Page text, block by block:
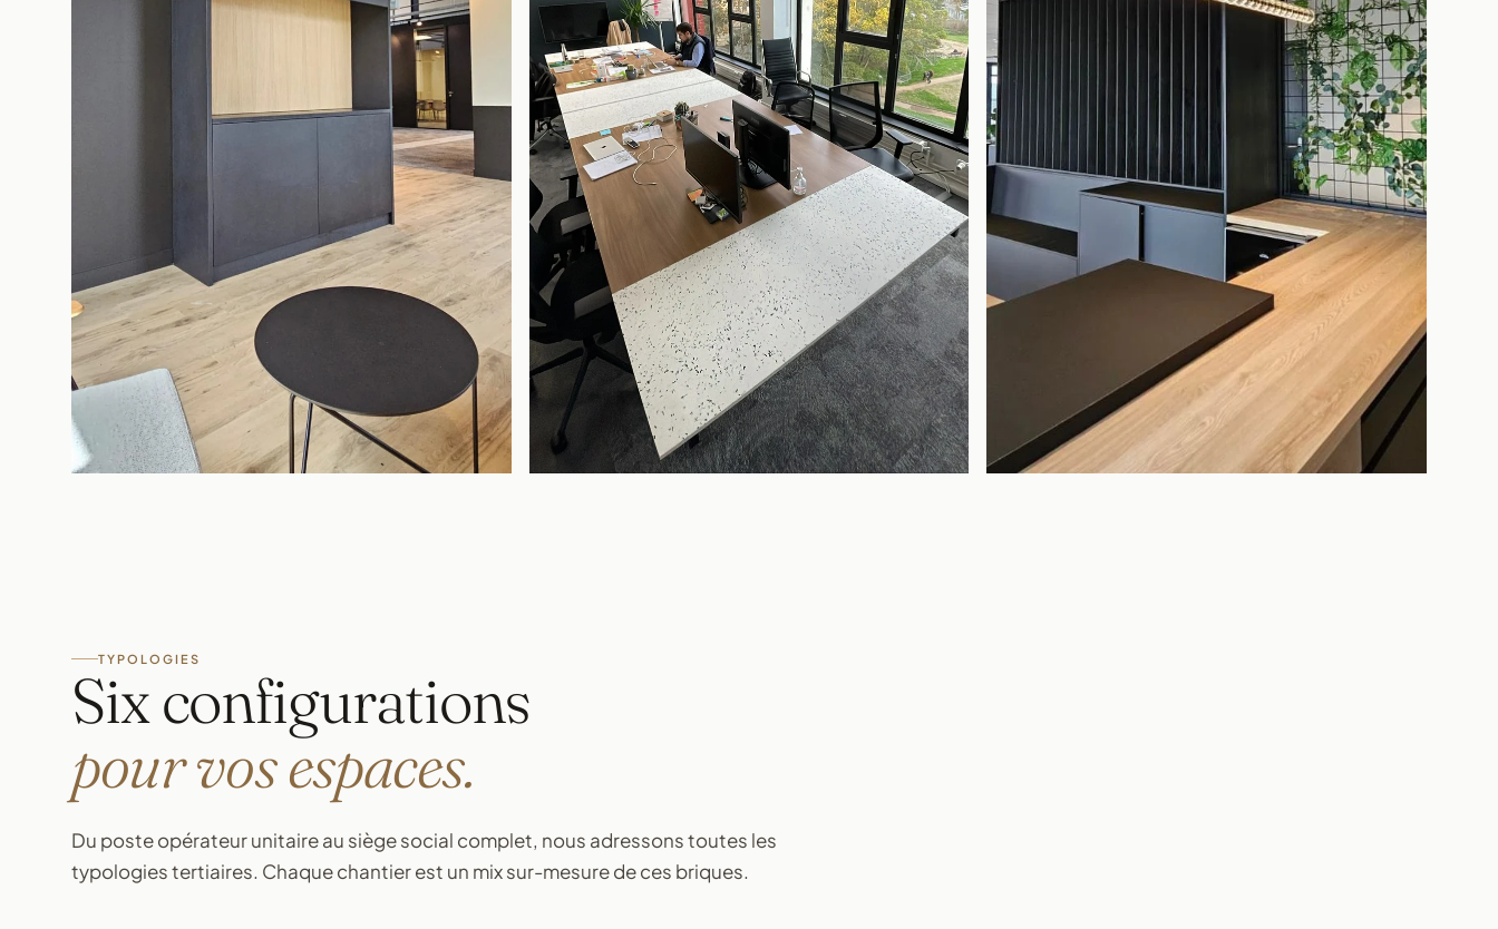
TYPOLOGIES
Six configurations
pour vos espaces.
Du poste opérateur unitaire au siège social complet, nous adressons toutes les
typologies tertiaires. Chaque chantier est un mix sur-mesure de ces briques.